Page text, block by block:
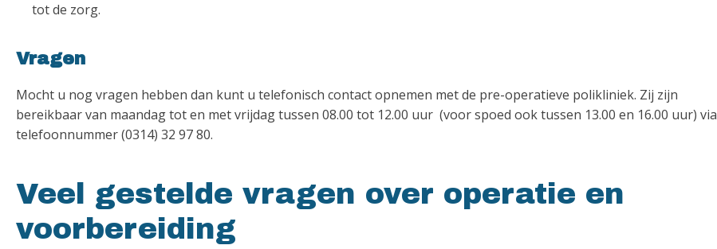
tot de zorg.
Vragen
Mocht u nog vragen hebben dan kunt u telefonisch contact opnemen met de pre-operatieve polikliniek. Zij zijn
bereikbaar van maandag tot en met vrijdag tussen 08.00 tot 12.00 uur (voor spoed ook tussen 13.00 en 16.00 uur) via
telefoonnummer (0314) 32 97 80.
Veel gestelde vragen over operatie en
voorbereiding